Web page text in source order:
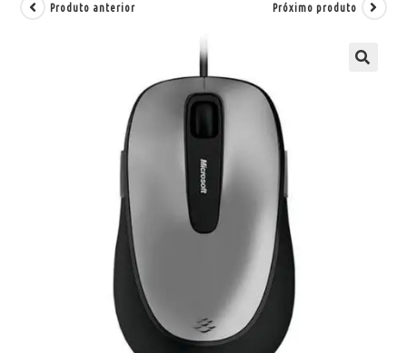
Produto anterior Próximo produto